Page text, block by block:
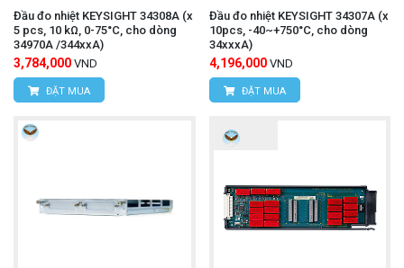
Ứng Dụng
Với số lượng kênh lớn hơn và khả năng mở rộng
mạnh mẽ, HIOKI 8861-50 đặc biệt phù hợp cho các
ứng dụng yêu cầu giám sát nhiều điểm đo cùng lúc
Thử nghiệm và đánh giá trên các hệ thống điện
Đầu đo nhiệt KEYSIGHT 34308A (x
5 pcs, 10 kΩ, 0-75°C, cho dòng
34970A /344xxA)
3,784,000 VND
ĐẶT MUA
Đầu đo nhiệt KEYSIGHT 34307A (x
10pcs, -40~+750°C, cho dòng
34xxxA)
4,196,000 VND
ĐẶT MUA